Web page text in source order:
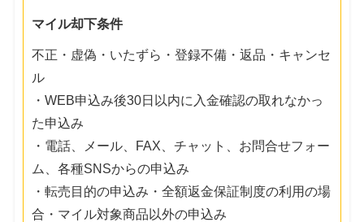
マイル却下条件
不正・虚偽・いたずら・登録不備・返品・キャンセ
ル
・WEB申込み後30日以内に入金確認の取れなかっ
た申込み
・電話、メール、FAX、チャット、お問合せフォー
ム、各種SNSからの申込み
・転売目的の申込み・全額返金保証制度の利用の場
合・マイル対象商品以外の申込み